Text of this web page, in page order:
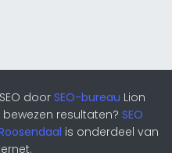
door SEO-bureau Lion
resultaten? SEO
is onderdeel van